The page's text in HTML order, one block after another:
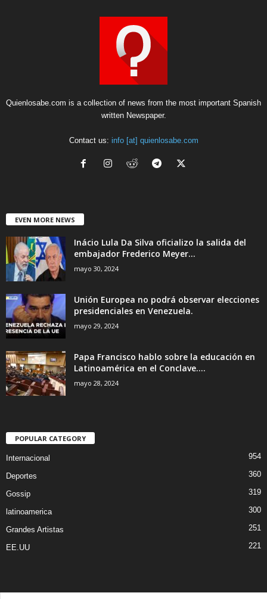
Quienlosabe.com is a collection of news from the most important Spanish
written Newspaper.
Contact us: info [at] quienlosabe.com
EVEN MORE NEWS
Inácio Lula Da Silva oficializo la salida del
embajador Frederico Meyer...
mayo 30, 2024
Unión Europea no podrá observar elecciones
presidenciales en Venezuela.
mayo 29, 2024
Papa Francisco hablo sobre la educación en
Latinoamérica en el Conclave....
mayo 28, 2024
POPULAR CATEGORY
Internacional 954
Deportes 360
Gossip 319
latinoamerica 300
Grandes Artistas 251
EE.UU 221